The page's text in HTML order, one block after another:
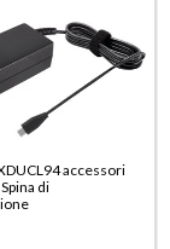
accessori
di